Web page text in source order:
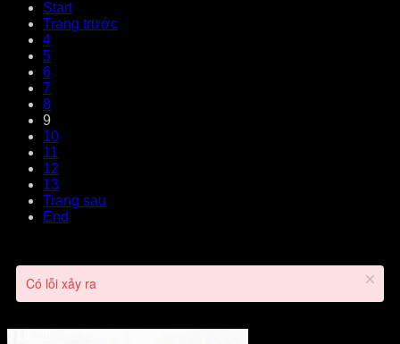
Start
Trang trước
4
5
6
7
8
9
10
11
12
13
Trang sau
End
Có lỗi xảy ra